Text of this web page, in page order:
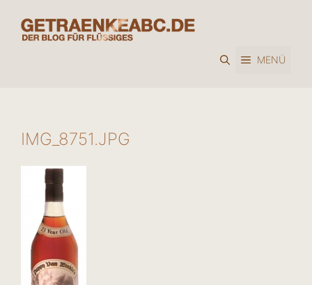
Inhalt
springen
MENÜ
IMG_8751.JPG